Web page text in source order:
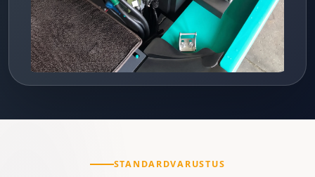
STANDARDVARUSTUS